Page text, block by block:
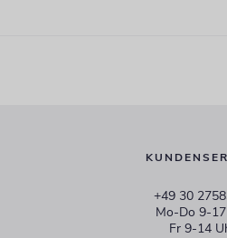
+49 30
Mo-Do 9-
Fr 9-14